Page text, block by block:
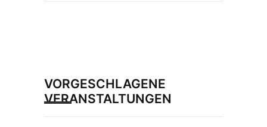
VORGESCHLAGENE
VERANSTALTUNGEN